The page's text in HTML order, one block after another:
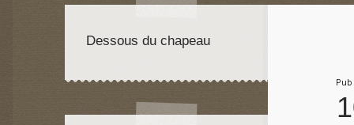
Dessous du chapeau